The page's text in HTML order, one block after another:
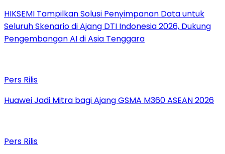
HIKSEMI Tampilkan Solusi Penyimpanan Data untuk
Seluruh Skenario di Ajang DTI Indonesia 2026, Dukung
Pengembangan AI di Asia Tenggara
Pers Rilis
Huawei Jadi Mitra bagi Ajang GSMA M360 ASEAN 2026
Pers Rilis